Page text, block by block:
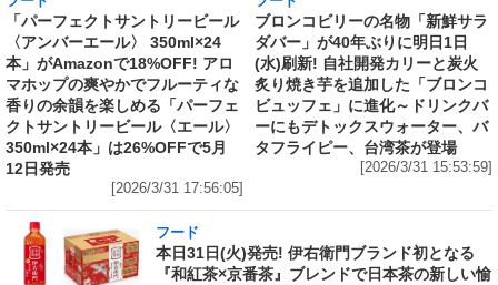
「パーフェクトサントリービール
〈アンバーエール〉 350ml×24
本」がAmazonで18%OFF! アロ
マホップの爽やかでフルーティな
香りの余韻を楽しめる「パーフェ
クトサントリービール〈エール〉
350ml×24本」は26%OFFで5月
12日発売
[2026/3/31 17:56:05]
ブロンコビリーの名物「新鮮サラ
ダバー」が40年ぶりに明日1日
(水)刷新! 自社開発カリーと炭火
炙り焼き芋を追加した「ブロンコ
ビュッフェ」に進化～ドリンクバ
ーにもデトックスウォーター、バ
タフライピー、台湾茶が登場
[2026/3/31 15:53:59]
フード
本日31日(火)発売! 伊右衛門ブランド初となる
『和紅茶×京番茶』ブレンドで日本茶の新しい愉